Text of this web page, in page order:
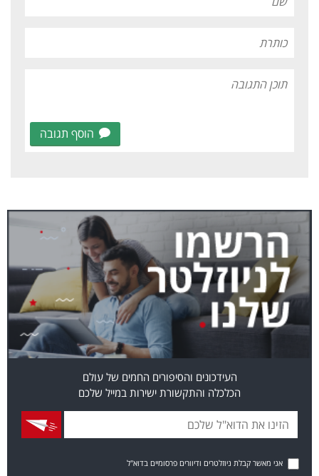
הוסף תגובה
העידכונים והסיפורים החמים של עולם
הכלכלה והתקשורת ישירות במייל שלכם
אני מאשר קבלת ניוזלטרים ודיוורים פרסומיים בדוא"ל